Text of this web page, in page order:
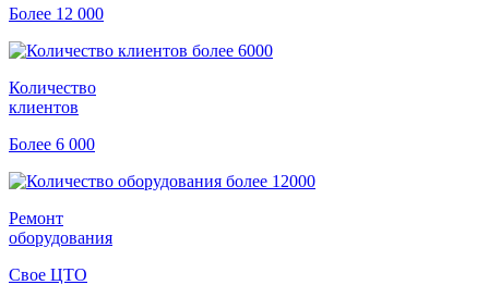
Более 12 000
Количество
клиентов
Более 6 000
Ремонт
оборудования
Свое ЦТО